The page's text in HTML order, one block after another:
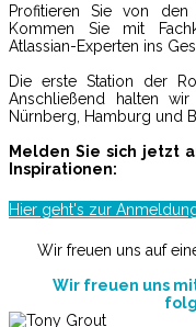
Profitieren Sie von den
Kommen Sie mit
Atlassian-Experten ins
Die erste Station der
Anschließend halten
Nürnberg, Hamburg und
Melden Sie sich jetzt
Inspirationen:
Hier geht's zur
Wir freuen uns auf
Wir freuen uns